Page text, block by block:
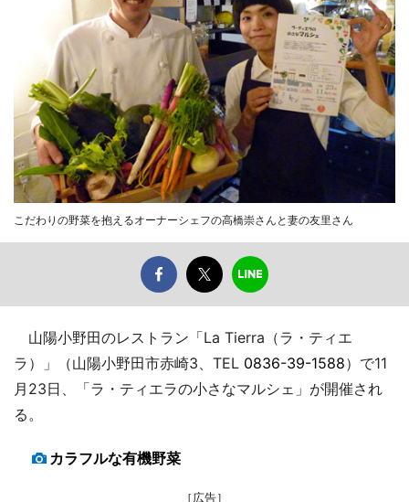
こだわりの野菜を抱えるオーナーシェフの高橋崇さんと妻の友里さん
山陽小野田のレストラン「La Tierra（ラ・ティエ
ラ）」（山陽小野田市赤崎3、TEL 0836-39-1588）で11
月23日、「ラ・ティエラの小さなマルシェ」が開催され
る。
カラフルな有機野菜
［広告］